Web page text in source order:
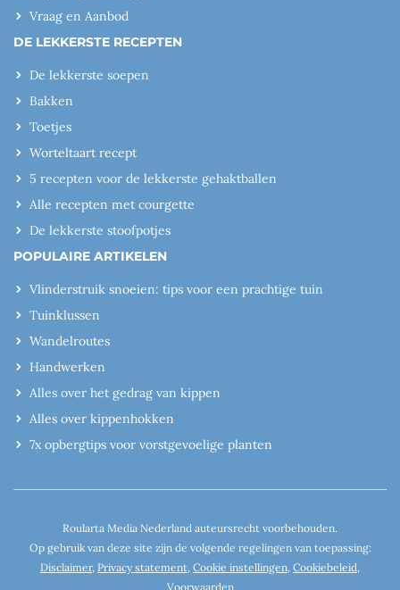
Vraag en Aanbod
DE LEKKERSTE RECEPTEN
De lekkerste soepen
Bakken
Toetjes
Worteltaart recept
5 recepten voor de lekkerste gehaktballen
Alle recepten met courgette
De lekkerste stoofpotjes
POPULAIRE ARTIKELEN
Vlinderstruik snoeien: tips voor een prachtige tuin
Tuinklussen
Wandelroutes
Handwerken
Alles over het gedrag van kippen
Alles over kippenhokken
7x opbergtips voor vorstgevoelige planten
Roularta Media Nederland auteursrecht voorbehouden.
Op gebruik van deze site zijn de volgende regelingen van toepassing:
Disclaimer, Privacy statement, Cookie instellingen, Cookiebeleid,
Voorwaarden